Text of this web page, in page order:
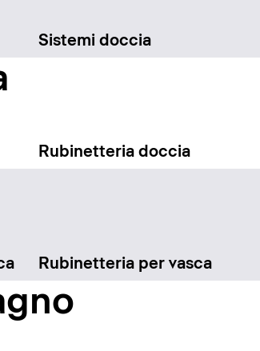
Sistemi doccia
Rubinetteria doccia
Rubinetteria per vasca